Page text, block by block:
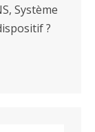
Système
?